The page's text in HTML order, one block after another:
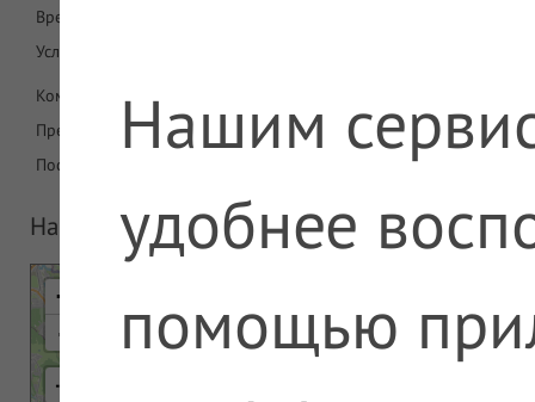
Время работы
Услуги
Комментарий
Предложений в аптеке
2043
Последнее обновление
На карте
+
-
⇢
Нашим
удобнее
помощью